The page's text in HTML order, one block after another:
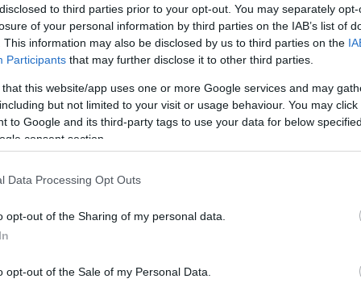
to third parties prior to your opt-out. You may separately
of your personal information by third parties on the IAB’s list of
This information may also be disclosed by us to third parties on the
Participants that may further disclose it to other third parties.
that this website/app uses one or more Google services and may
but not limited to your visit or usage behaviour. You may
to Google and its third-party tags to use your data for below
consent section.
Data Processing Opt Outs
opt-out of the Sharing of my personal data.
opt-out of the Sale of my Personal Data.
τις προβλέψεις και δεν ανταποκρίνεται ούτε
της Επιτροπής, ούτε στη θέση του Ευρωπαϊκού
που υιοθετήθηκε τον Απρίλιο του 2024.
στοygeiamou.gr
Ειδήσειςαπό την Ελλάδα και τον Κόσμο, τη
στο